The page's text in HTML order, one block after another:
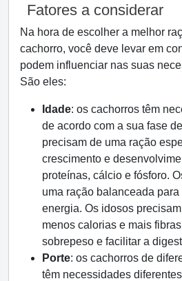
Fatores a considerar
Na hora de escolher a melhor
cachorro, você deve levar em
podem influenciar nas suas
São eles:
Idade: os cachorros têm
de acordo com a sua fase
precisam de uma ração
crescimento e
proteínas, cálcio e fósforo.
uma ração balanceada
energia. Os idosos
menos calorias e mais
sobrepeso e facilitar a
Porte: os cachorros de
têm necessidades